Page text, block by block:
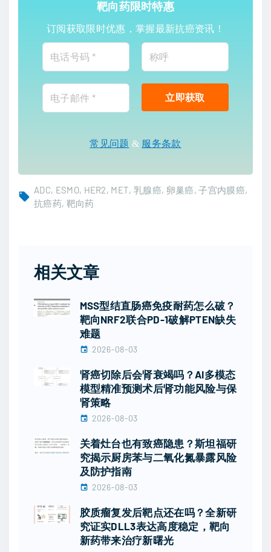
靶向药限时特惠
订阅获取限时优惠，掌握最新抗癌资讯！
常见问题 & 服务条款
ADC ESMO HER2 MET 乳腺癌 卵巢癌 子宫内膜癌
抗癌药 靶向药
相关文章
MSS型结直肠癌免疫耐药怎么破？
靶向NRF2联合PD-1破解PTEN缺失
难题
2026-08-03
肾癌切除后会肾衰竭吗？AI多模态
模型精准预测术后肾功能风险与保
肾策略
2026-08-03
关着灶台也有致癌隐患？斯坦福研
究揭示厨房苯与二氧化氮暴露风险
及防护指南
2026-08-03
胶质瘤复发后靶点还在吗？全新研
究证实DLL3表达高度稳定，靶向
新药带来治疗新曙光